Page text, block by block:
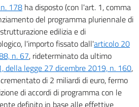
178 ha disposto (con l'art. 1, comma
del programma pluriennale di
edilizia e di
l'importo fissato dall'articolo 20
n. 67, rideterminato da ultimo
della legge 27 dicembre 2019, n. 160,
di 2 miliardi di euro, fermo
di accordi di programma con le
definito in base alle effettive